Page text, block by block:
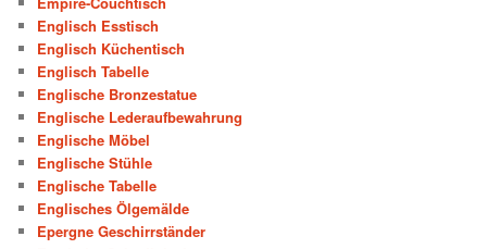
Englisch Esstisch
Englisch Küchentisch
Englisch Tabelle
Englische Bronzestatue
Englische Lederaufbewahrung
Englische Möbel
Englische Stühle
Englische Tabelle
Englisches Ölgemälde
Epergne Geschirrständer